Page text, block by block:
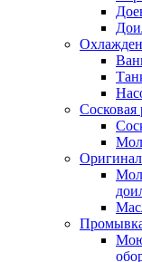
Сосковая